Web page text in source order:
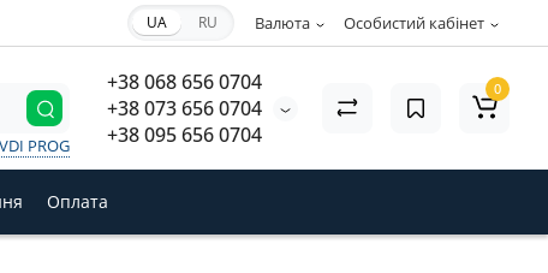
Особистий кабінет
Валюта
UA RU
+38 068 656 0704
+38 073 656 0704
+38 095 656 0704
PROG
0
Оплата